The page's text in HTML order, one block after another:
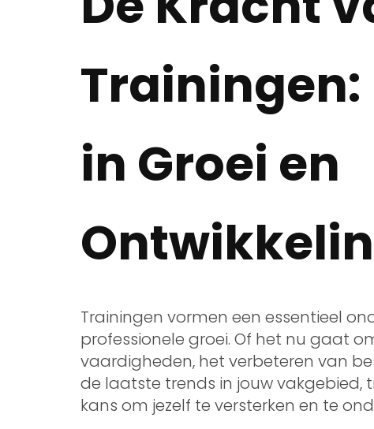
in Groei en
Trainingen vormen een essentieel
professionele groei. Of het nu gaat
vaardigheden, het verbeteren van
de laatste trends in jouw vakgebied,
kans om jezelf te versterken en te